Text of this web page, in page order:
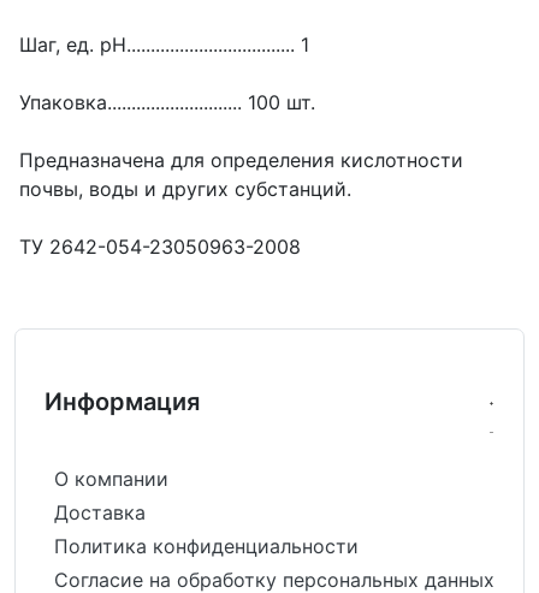
Шаг, ед. рН................................... 1
Упаковка............................ 100 шт.
Предназначена для определения кислотности
почвы, воды и других субстанций.
ТУ 2642-054-23050963-2008
Информация
О компании
Доставка
Политика конфиденциальности
Согласие на обработку персональных данных